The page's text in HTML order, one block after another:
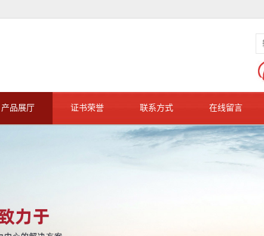
产品展厅 证书荣誉 联系方式 在线留言